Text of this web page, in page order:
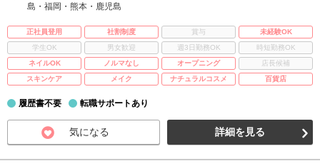
島・福岡・熊本・鹿児島
正社員登用 社割制度 賞与
未経験OK
学生OK
男女歓迎 週3日勤務OK
時短勤務OK
ネイルOK
ノルマなし オープニング
店長候補
スキンケア
メイク ナチュラルコスメ 百貨店
履歴書不要 転職サポートあり
気になる 詳細を見る